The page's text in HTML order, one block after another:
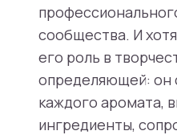
сообщества. И
его роль в
определяющей: он
каждого аромата,
ингредиенты,